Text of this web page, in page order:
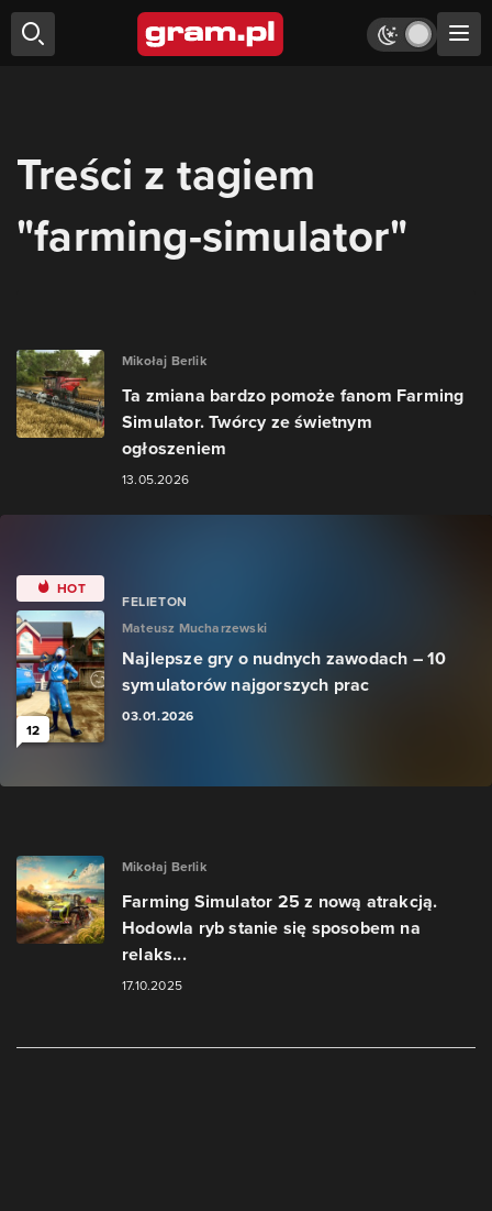
Treści z tagiem
"farming-simulator"
Mikołaj Berlik
Ta zmiana bardzo pomoże fanom Farming
Simulator. Twórcy ze świetnym
ogłoszeniem
13.05.2026
HOT
12
FELIETON
Mateusz Mucharzewski
Najlepsze gry o nudnych zawodach – 10
symulatorów najgorszych prac
03.01.2026
Mikołaj Berlik
Farming Simulator 25 z nową atrakcją.
Hodowla ryb stanie się sposobem na
relaks...
17.10.2025